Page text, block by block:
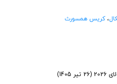
،کریس همسورث